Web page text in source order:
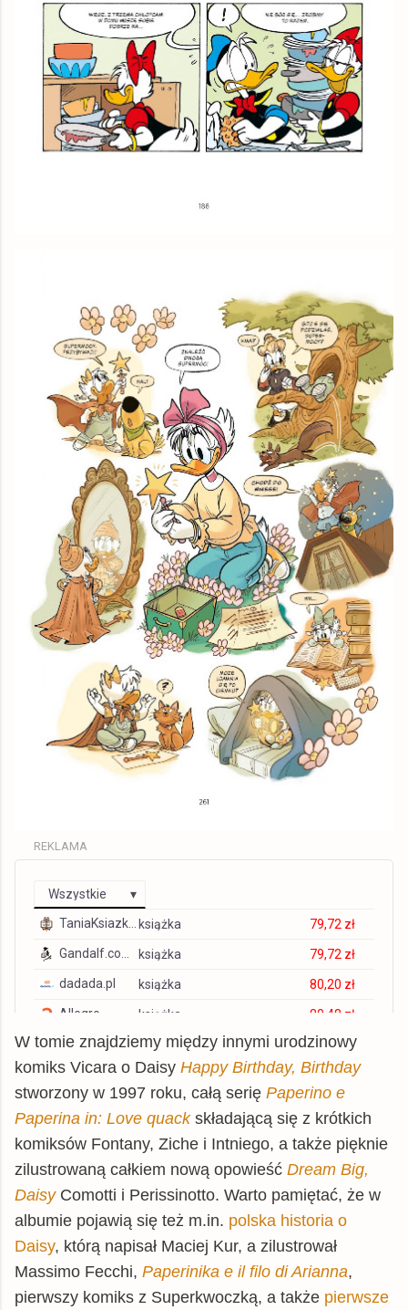
REKLAMA
Wszystkie
TaniaKsiazka.pl
książka
79,72 zł
Gandalf.com.pl
książka
79,72 zł
dadada.pl
książka
80,20 zł
Allegro
książka
80,48 zł
gildia.pl
książka
80,59 zł
tantis.pl
książka
86,43 zł
matfel.pl
swiatksiazki.pl
książka
87,71 zł
czytam.pl
książka
89,37 zł
znak.com.pl
książka
91,33 zł
Matras.pl
książka
96,60 zł
chodnikliteracki.pl
książka
96,60 zł
książka
W tomie znajdziemy między innymi urodzinowy
komiks Vicara o Daisy Happy Birthday, Birthday
stworzony w 1997 roku, całą serię Paperino e
Paperina in: Love quackskładającą się z krótkich
komiksów Fontany, Ziche i Intniego, a także pięknie
zilustrowaną całkiem nową opowieść Dream Big,
DaisyComotti i Perissinotto. Warto pamiętać, że w
albumie pojawią się też m.in. polska historia o
Daisy, którą napisał Maciej Kur, a zilustrował
Massimo Fecchi, Paperinika e il filo di Arianna,
pierwszy komiks z Superkwoczką, a także pierwsze